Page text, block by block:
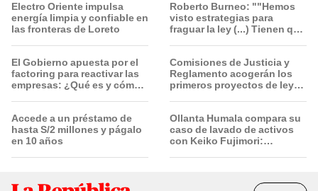
Electro Oriente impulsa
energía limpia y confiable en
las fronteras de Loreto
El Gobierno apuesta por el
factoring para reactivar las
empresas: ¿Qué es y cómo
Accede a un préstamo de
hasta S/2 millones y págalo
en 10 años
Roberto Burneo: ""Hemos
visto estrategias para
fraguar la ley (...) Tienen que
Comisiones de Justicia y
Reglamento acogerán los
primeros proyectos de ley
Ollanta Humala compara su
caso de lavado de activos
con Keiko Fujimori: